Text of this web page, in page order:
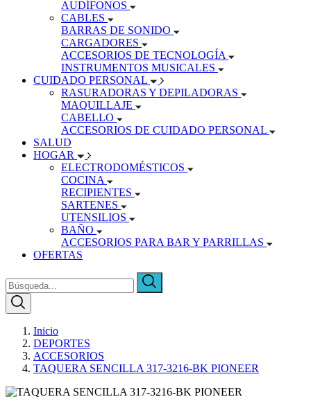
AUDÍFONOS
CABLES
BARRAS DE SONIDO
CARGADORES
ACCESORIOS DE TECNOLOGÍA
INSTRUMENTOS MUSICALES
CUIDADO PERSONAL
RASURADORAS Y DEPILADORAS
MAQUILLAJE
CABELLO
ACCESORIOS DE CUIDADO PERSONAL
SALUD
HOGAR
ELECTRODOMÉSTICOS
COCINA
RECIPIENTES
SARTENES
UTENSILIOS
BAÑO
ACCESORIOS PARA BAR Y PARRILLAS
OFERTAS
Inicio
DEPORTES
ACCESORIOS
TAQUERA SENCILLA 317-3216-BK PIONEER